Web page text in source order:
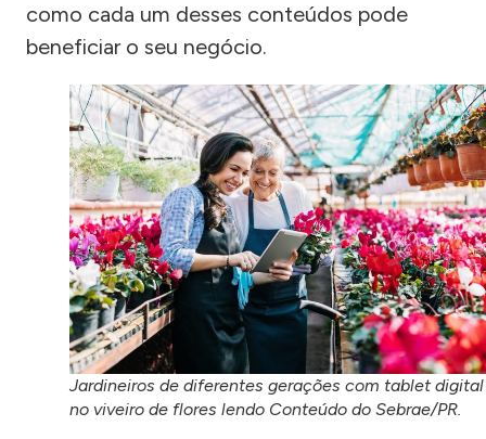
como cada um desses conteúdos pode
beneficiar o seu negócio.
Jardineiros de diferentes gerações com tablet digital
no viveiro de flores lendo Conteúdo do Sebrae/PR.